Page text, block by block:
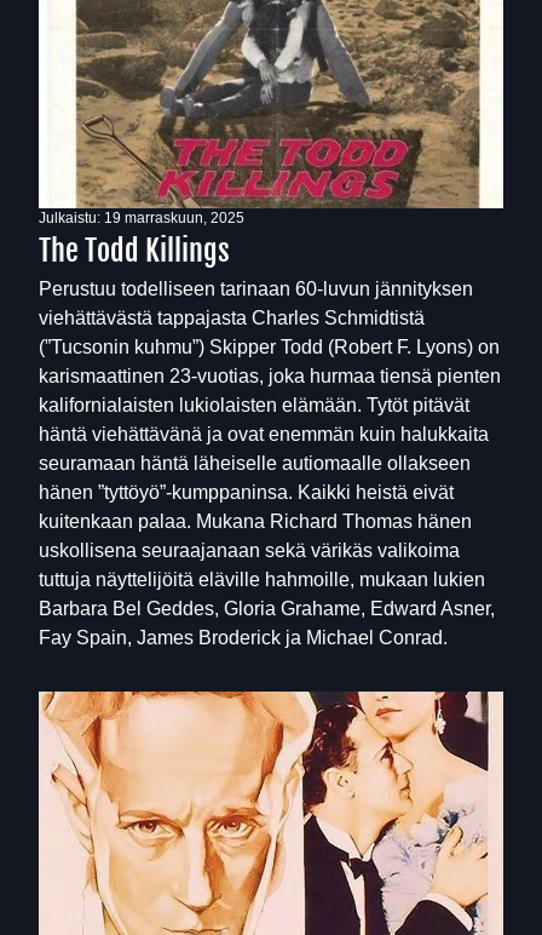
Julkaistu: 19 marraskuun, 2025
The Todd Killings
Perustuu todelliseen tarinaan 60-luvun jännityksen
viehättävästä tappajasta Charles Schmidtistä
(”Tucsonin kuhmu”) Skipper Todd (Robert F. Lyons) on
karismaattinen 23-vuotias, joka hurmaa tiensä pienten
kalifornialaisten lukiolaisten elämään. Tytöt pitävät
häntä viehättävänä ja ovat enemmän kuin halukkaita
seuramaan häntä läheiselle autiomaalle ollakseen
hänen ”tyttöyö”-kumppaninsa. Kaikki heistä eivät
kuitenkaan palaa. Mukana Richard Thomas hänen
uskollisena seuraajanaan sekä värikäs valikoima
tuttuja näyttelijöitä eläville hahmoille, mukaan lukien
Barbara Bel Geddes, Gloria Grahame, Edward Asner,
Fay Spain, James Broderick ja Michael Conrad.